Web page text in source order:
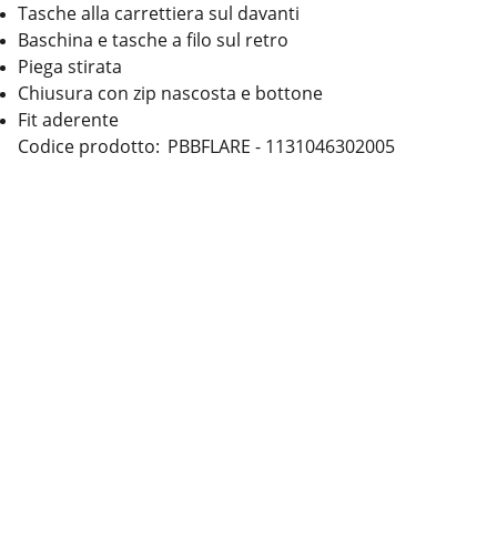
Tasche alla carrettiera sul davanti
Baschina e tasche a filo sul retro
Piega stirata
Chiusura con zip nascosta e bottone
Fit aderente
Codice prodotto: PBBFLARE - 1131046302005